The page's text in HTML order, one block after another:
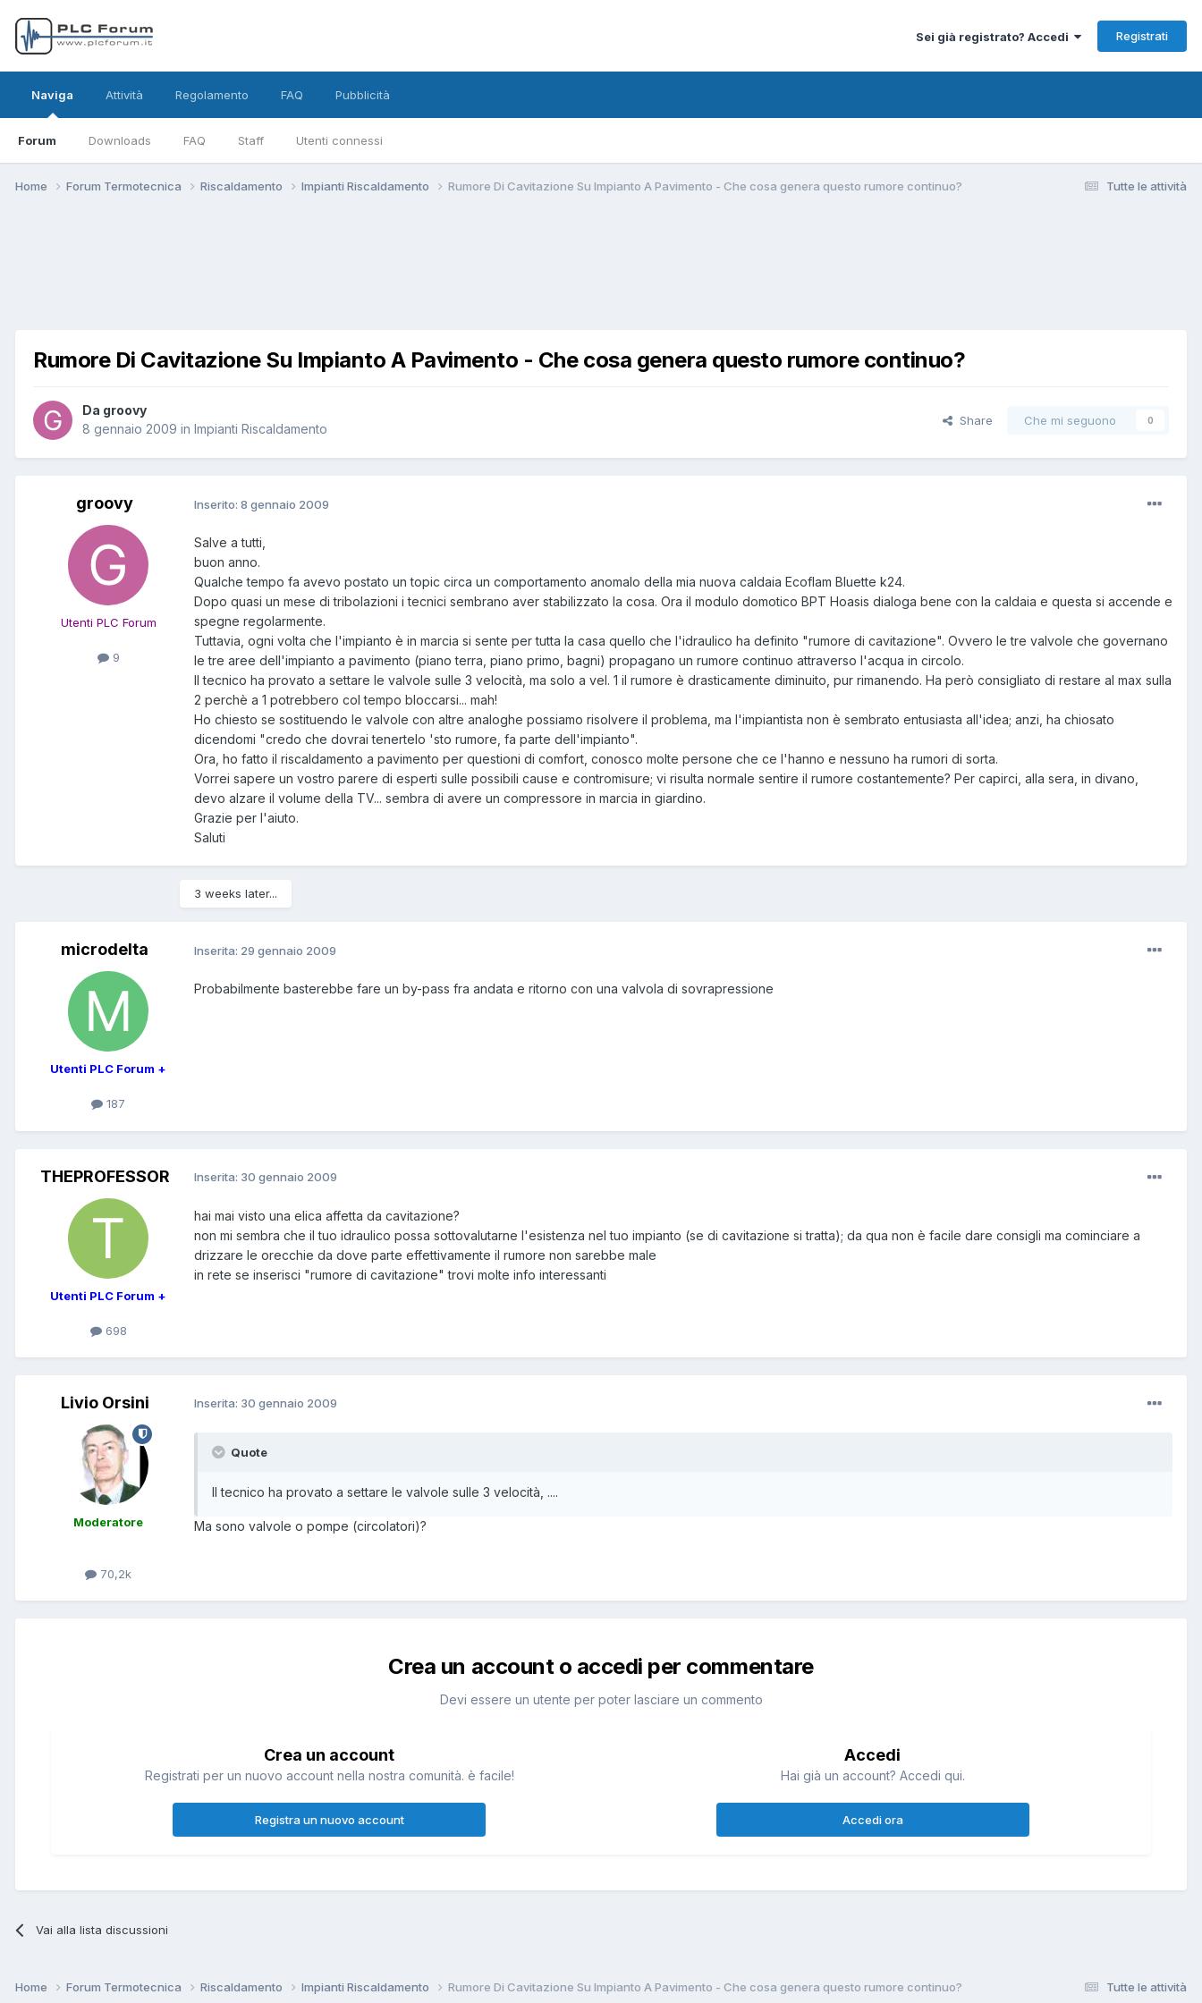
Sei già registrato? Accedi Registrati
Naviga
Forum Downloads FAQ Staff Utenti connessi
Attività Regolamento FAQ Pubblicità
Tutte le attività
Home Forum Termotecnica Riscaldamento Impianti Riscaldamento Rumore Di Cavitazione Su Impianto A Pavimento - Che cosa genera questo rumore continuo?
Rumore Di Cavitazione Su Impianto A Pavimento - Che cosa genera questo rumore continuo?
Da groovy
8 gennaio 2009 in Impianti Riscaldamento
Share Che mi seguono 0
groovy
Utenti PLC Forum
9
Inserito: 8 gennaio 2009
Salve a tutti,
buon anno.
Qualche tempo fa avevo postato un topic circa un comportamento anomalo della mia nuova caldaia Ecoflam Bluette k24.
Dopo quasi un mese di tribolazioni i tecnici sembrano aver stabilizzato la cosa. Ora il modulo domotico BPT Hoasis dialoga bene con la caldaia e questa si accende e
spegne regolarmente.
Tuttavia, ogni volta che l'impianto è in marcia si sente per tutta la casa quello che l'idraulico ha definito "rumore di cavitazione". Ovvero le tre valvole che governano
le tre aree dell'impianto a pavimento (piano terra, piano primo, bagni) propagano un rumore continuo attraverso l'acqua in circolo.
Il tecnico ha provato a settare le valvole sulle 3 velocità, ma solo a vel. 1 il rumore è drasticamente diminuito, pur rimanendo. Ha però consigliato di restare al max sulla
2 perchè a 1 potrebbero col tempo bloccarsi... mah!
Ho chiesto se sostituendo le valvole con altre analoghe possiamo risolvere il problema, ma l'impiantista non è sembrato entusiasta all'idea; anzi, ha chiosato
dicendomi "credo che dovrai tenertelo 'sto rumore, fa parte dell'impianto".
Ora, ho fatto il riscaldamento a pavimento per questioni di comfort, conosco molte persone che ce l'hanno e nessuno ha rumori di sorta.
Vorrei sapere un vostro parere di esperti sulle possibili cause e contromisure; vi risulta normale sentire il rumore costantemente? Per capirci, alla sera, in divano,
devo alzare il volume della TV... sembra di avere un compressore in marcia in giardino.
Grazie per l'aiuto.
Saluti
3 weeks later...
microdelta
Utenti PLC Forum +
187
Inserita: 29 gennaio 2009
Probabilmente basterebbe fare un by-pass fra andata e ritorno con una valvola di sovrapressione
THEPROFESSOR
Utenti PLC Forum +
698
Inserita: 30 gennaio 2009
hai mai visto una elica affetta da cavitazione?
non mi sembra che il tuo idraulico possa sottovalutarne l'esistenza nel tuo impianto (se di cavitazione si tratta); da qua non è facile dare consigli ma cominciare a
drizzare le orecchie da dove parte effettivamente il rumore non sarebbe male
in rete se inserisci "rumore di cavitazione" trovi molte info interessanti
Livio Orsini
Moderatore
70,2k
Inserita: 30 gennaio 2009
Quote
Il tecnico ha provato a settare le valvole sulle 3 velocità, ....
Ma sono valvole o pompe (circolatori)?
Crea un account o accedi per commentare
Devi essere un utente per poter lasciare un commento
Crea un account
Registrati per un nuovo account nella nostra comunità. è facile!
Registra un nuovo account
Accedi
Hai già un account? Accedi qui.
Accedi ora
Vai alla lista discussioni
Tutte le attività
Home Forum Termotecnica Riscaldamento Impianti Riscaldamento Rumore Di Cavitazione Su Impianto A Pavimento - Che cosa genera questo rumore continuo?